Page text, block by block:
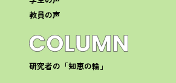
教員の声
研究者の「知恵の輪」